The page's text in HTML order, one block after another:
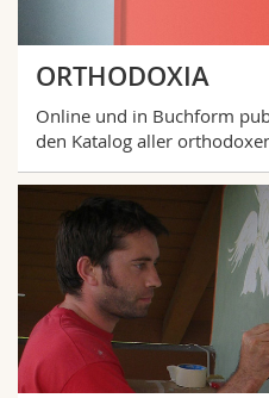
ORTHODOXIA
Online und in Buchform
den Katalog aller